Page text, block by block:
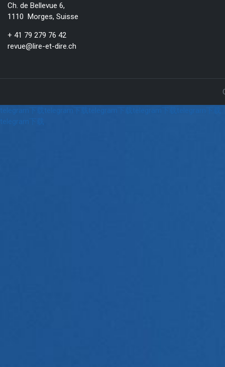
Ch. de Bellevue 6,
1110 Morges, Suisse
+ 41 79 279 76 42
revue@lire-et-dire.ch
telegram下载telegram下载 telegram下载 telegram下载
telegram下载